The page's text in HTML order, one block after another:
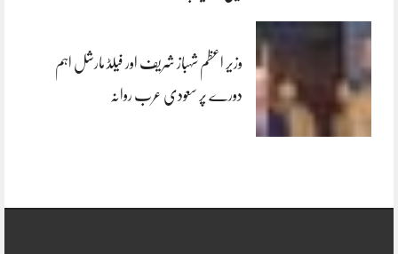
وزیر اعظم شہباز شریف اور فیلڈ مارشل اہم
دورے پر سعودی عرب روانہ